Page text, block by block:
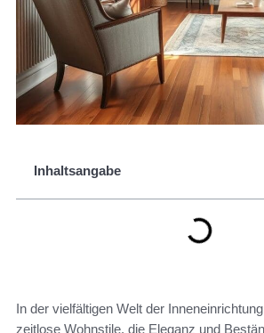
Inhaltsangabe
In der vielfältigen Welt der
zeitlose Wohnstile, die Eleganz und